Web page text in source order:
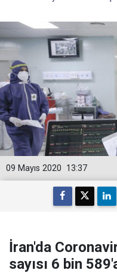
13:37
09 Mayıs 2020
İran'da
sayısı 6 bin